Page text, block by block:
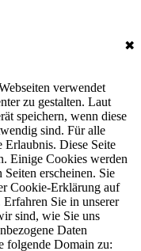
✖
verwendet
zu gestalten. Laut
speichern, wenn diese
sind. Für alle
Diese Seite
Einige Cookies werden
erscheinen. Sie
Cookie-Erklärung auf
Sie in unserer
sind, wie Sie uns
Daten
folgende Domain zu: